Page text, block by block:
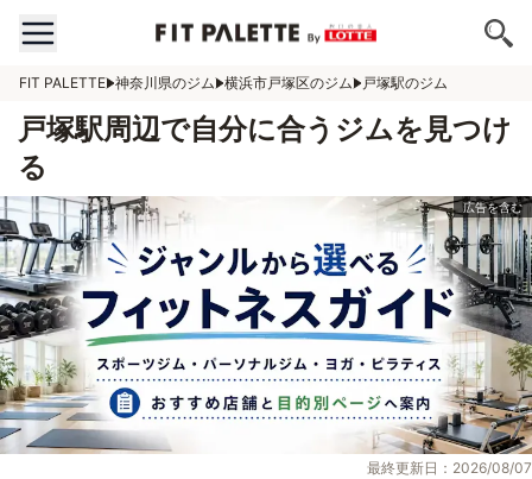
FIT PALETTE 神奈川県のジム 横浜市戸塚区のジム 戸塚駅のジム
戸塚駅周辺で自分に合うジムを見つけ
る
最終更新日：2026/08/07